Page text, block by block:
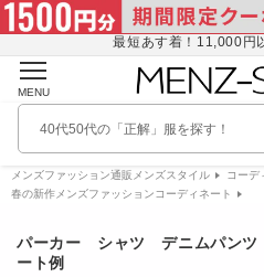
コンテ
ンツに
最短あす着！11,000円
MENU
40代50代の「正解」服を探す！
メンズファッション通販メンズスタイル
コーデ
春の新作メンズファッションコーディネート
パーカー シャツ デニムパン
ート例